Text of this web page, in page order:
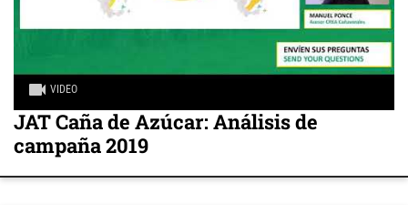
VIDEO
JAT Caña de Azúcar: Análisis de
campaña 2019